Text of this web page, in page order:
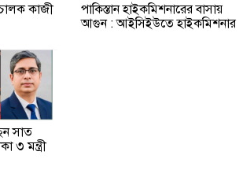
কাজী
পাকিস্তান হাইকমিশনারের বাসায়
আগুন : আইসিইউতে হাইকমিশনার
সাত
৩ মন্ত্রী